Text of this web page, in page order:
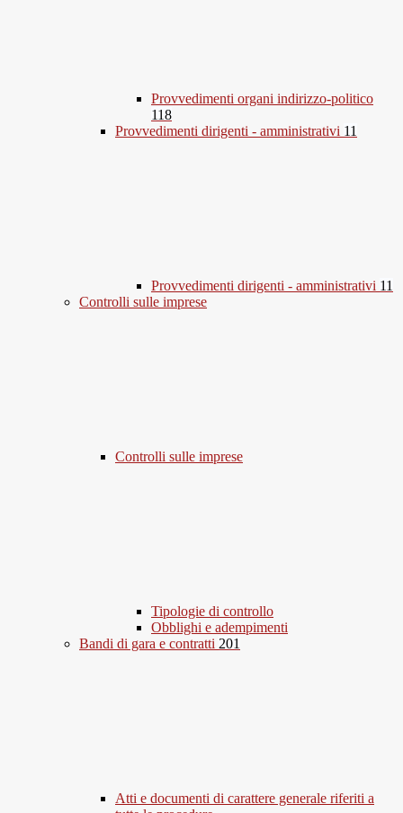
Provvedimenti organi indirizzo-politico
118
Provvedimenti dirigenti - amministrativi 11
Provvedimenti dirigenti - amministrativi 11
Controlli sulle imprese
Controlli sulle imprese
Tipologie di controllo
Obblighi e adempimenti
Bandi di gara e contratti 201
Atti e documenti di carattere generale riferiti a